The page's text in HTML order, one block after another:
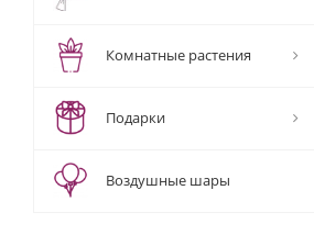
Комнатные растения
Подарки
Воздушные шары